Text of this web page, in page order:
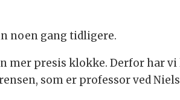
noen gang tidligere.
mer presis klokke. Derfor har
som er professor ved